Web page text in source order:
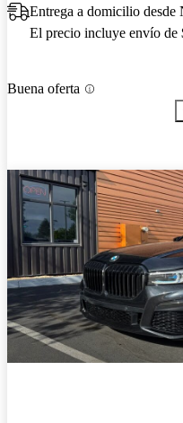
Entrega a domicilio desde
El precio incluye envío de
Buena oferta